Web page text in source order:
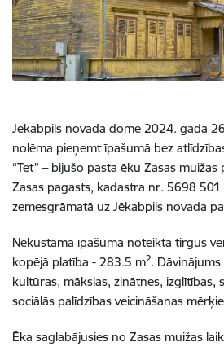
Jēkabpils novada dome 2024. gada
nolēma pieņemt īpašumā bez
“Tet” – bijušo pasta ēku Zasas muižas
Zasas pagasts, kadastra nr. 5698
zemesgrāmatā uz Jēkabpils novada
Nekustamā īpašuma noteiktā tirgus
kopējā platība - 283.5 m2.
kultūras, mākslas, zinātnes, izglītības,
sociālās palīdzības veicināšanas
Ēka saglabājusies no Zasas muižas